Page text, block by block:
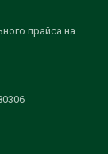
прайса на